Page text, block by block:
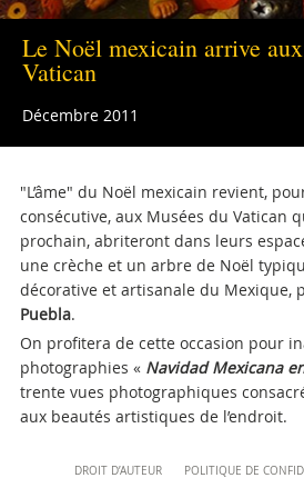
musei@scv.va
Le Noël mexicain arrive
Vatican
Décembre 2011
"L’âme" du Noël mexicain revient,
consécutive, aux Musées du Vatican
prochain, abriteront dans leurs
une crèche et un arbre de Noël
décorative et artisanale du Mexique,
Puebla.
On profitera de cette occasion pour
photographies « Navidad Mexicana
trente vues photographiques
aux beautés artistiques de l’endroit.
ContentDROIT D’AUTEUR POLITIQUE DE